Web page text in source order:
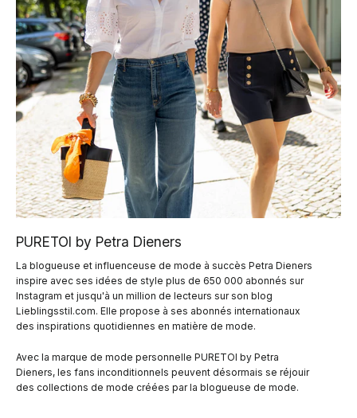
PURETOI by Petra Dieners
La blogueuse et influenceuse de mode à succès Petra Dieners
inspire avec ses idées de style plus de 650 000 abonnés sur
Instagram et jusqu'à un million de lecteurs sur son blog
Lieblingsstil.com. Elle propose à ses abonnés internationaux
des inspirations quotidiennes en matière de mode.
Avec la marque de mode personnelle PURETOI by Petra
Dieners, les fans inconditionnels peuvent désormais se réjouir
des collections de mode créées par la blogueuse de mode.